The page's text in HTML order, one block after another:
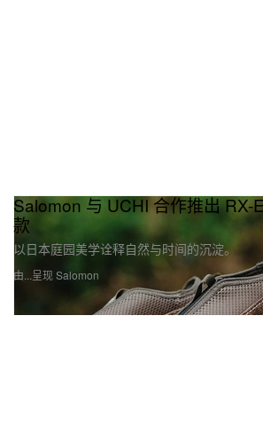
Salomon 与 UCHI 合作推出 RX-
款
以日本庭园美学诠释自然与时间的沉淀。
由...呈现 Salomon